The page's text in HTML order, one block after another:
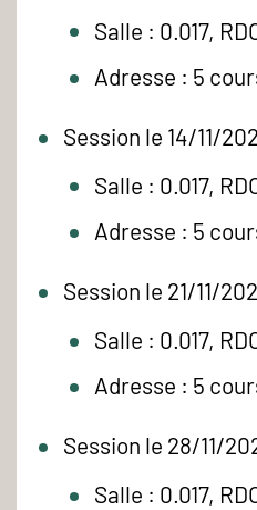
Salle : 0.017,
Adresse : 5
Session le 14/11/
Salle : 0.017,
Adresse : 5
Session le 21/11/
Salle : 0.017,
Adresse : 5
Session le 28/11/
Salle : 0.017,